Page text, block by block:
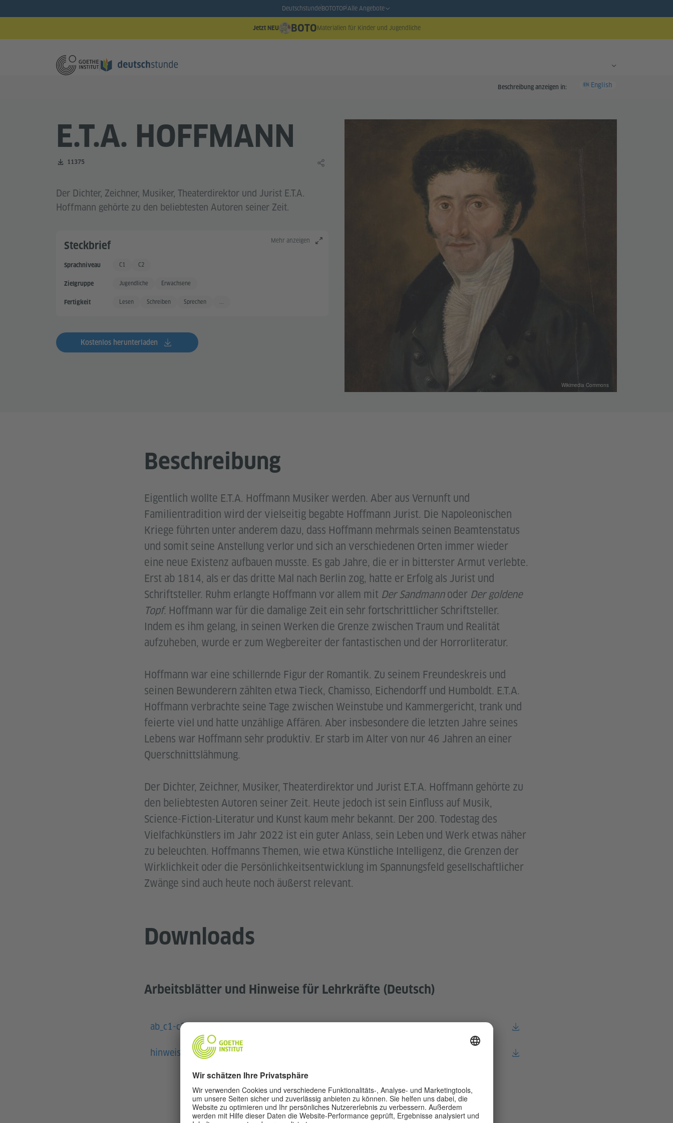
DeutschstundeBOTOTOPAlle Angebote
Jetzt NEU BOTOMaterialien für Kinder und Jugendliche
Beschreibung anzeigen in: EN English
E.T.A. HOFFMANN
Zahl der Downloads:
11375
Lerninhalt teilen
Der Dichter, Zeichner, Musiker, Theaterdirektor und Jurist E.T.A.
Hoffmann gehörte zu den beliebtesten Autoren seiner Zeit.
Mehr anzeigen
Steckbrief
Sprachniveau Sehr gute Sprachkenntnisse
C1 Sehr gute Sprachkenntnisse +
C2
Zielgruppe Jugendliche Erwachsene
Fertigkeit Lesen Schreiben Sprechen ...
Kostenlos herunterladen
Wikimedia Commons
Beschreibung
Eigentlich wollte E.T.A. Hoffmann Musiker werden. Aber aus Vernunft und
Familientradition wird der vielseitig begabte Hoffmann Jurist. Die Napoleonischen
Kriege führten unter anderem dazu, dass Hoffmann mehrmals seinen Beamtenstatus
und somit seine Anstellung verlor und sich an verschiedenen Orten immer wieder
eine neue Existenz aufbauen musste. Es gab Jahre, die er in bitterster Armut verlebte.
Erst ab 1814, als er das dritte Mal nach Berlin zog, hatte er Erfolg als Jurist und
Schriftsteller. Ruhm erlangte Hoffmann vor allem mit Der Sandmannoder Der goldene
Topf. Hoffmann war für die damalige Zeit ein sehr fortschrittlicher Schriftsteller.
Indem es ihm gelang, in seinen Werken die Grenze zwischen Traum und Realität
aufzuheben, wurde er zum Wegbereiter der fantastischen und der Horrorliteratur.
Hoffmann war eine schillernde Figur der Romantik. Zu seinem Freundeskreis und
seinen Bewunderern zählten etwa Tieck, Chamisso, Eichendorff und Humboldt. E.T.A.
Hoffmann verbrachte seine Tage zwischen Weinstube und Kammergericht, trank und
feierte viel und hatte unzählige Affären. Aber insbesondere die letzten Jahre seines
Lebens war Hoffmann sehr produktiv. Er starb im Alter von nur 46 Jahren an einer
Querschnittslähmung.
Der Dichter, Zeichner, Musiker, Theaterdirektor und Jurist E.T.A. Hoffmann gehörte zu
den beliebtesten Autoren seiner Zeit. Heute jedoch ist sein Einfluss auf Musik,
Science-Fiction-Literatur und Kunst kaum mehr bekannt. Der 200. Todestag des
Vielfachkünstlers im Jahr 2022 ist ein guter Anlass, sein Leben und Werk etwas näher
zu beleuchten. Hoffmanns Themen, wie etwa Künstliche Intelligenz, die Grenzen der
Wirklichkeit oder die Persönlichkeitsentwicklung im Spannungsfeld gesellschaftlicher
Zwänge sind auch heute noch äußerst relevant.
Downloads
Arbeitsblätter und Hinweise für Lehrkräfte (Deutsch)
ab_c1-c2-eta-hoffmann_de.pdf (
hinweise-c1-c2-eta-hoffmann_de.pdf (
Als Zip herunterladen (3.91 MB)